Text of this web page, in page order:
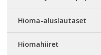
Hioma-aluslautaset
Hiomahiiret